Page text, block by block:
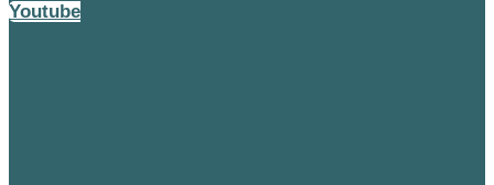
Youtube